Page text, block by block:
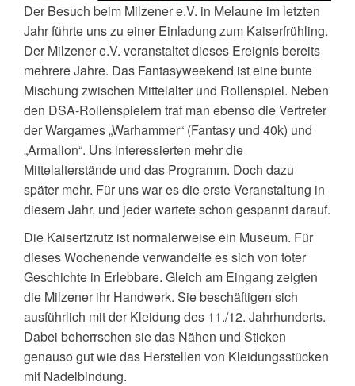
Der Besuch beim Milzener e.V. in Melaune im letzten
Jahr führte uns zu einer Einladung zum Kaiserfrühling.
Der Milzener e.V. veranstaltet dieses Ereignis bereits
mehrere Jahre. Das Fantasyweekend ist eine bunte
Mischung zwischen Mittelalter und Rollenspiel. Neben
den DSA-Rollenspielern traf man ebenso die Vertreter
der Wargames „Warhammer“ (Fantasy und 40k) und
„Armalion“. Uns interessierten mehr die
Mittelalterstände und das Programm. Doch dazu
später mehr. Für uns war es die erste Veranstaltung in
diesem Jahr, und jeder wartete schon gespannt darauf.
Die Kaisertzrutz ist normalerweise ein Museum. Für
dieses Wochenende verwandelte es sich von toter
Geschichte in Erlebbare. Gleich am Eingang zeigten
die Milzener ihr Handwerk. Sie beschäftigen sich
ausführlich mit der Kleidung des 11./12. Jahrhunderts.
Dabei beherrschen sie das Nähen und Sticken
genauso gut wie das Herstellen von Kleidungsstücken
mit Nadelbindung.